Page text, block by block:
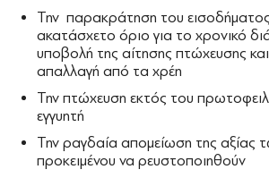
Την παρακράτηση του
ακατάσχετο όριο για το χρονικό
υποβολή της αίτησης πτώχευσης και
απαλλαγή από τα χρέη
Την πτώχευση εκτός του
εγγυητή
Την ραγδαία απομείωση της αξίας
προκειμένου να ρευστοποιηθούν